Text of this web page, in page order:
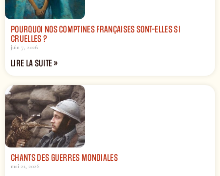
POURQUOI NOS COMPTINES FRANÇAISES SONT-ELLES SI
CRUELLES ?
juin 7, 2026
LIRE LA SUITE »
CHANTS DES GUERRES MONDIALES
mai 21, 2026